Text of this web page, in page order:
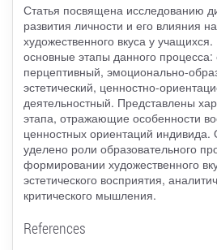
Статья посвящена исследованию
развития личности и его влияния
художественного вкуса у
основные этапы данного процесса:
перцептивный, эмоционально-
эстетический, ценностно-
деятельностный. Представлены
этапа, отражающие особенности
ценностных ориентаций
уделено роли образовательного
формировании художественного
эстетического восприятия,
критического мышления.
References